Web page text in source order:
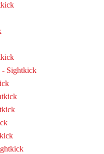
- Sightkick